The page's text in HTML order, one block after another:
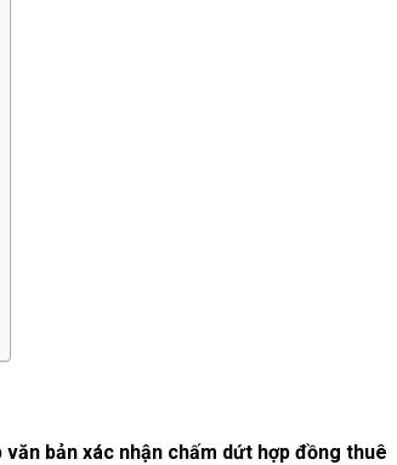
bản xác nhận chấm dứt hợp đồng thuê